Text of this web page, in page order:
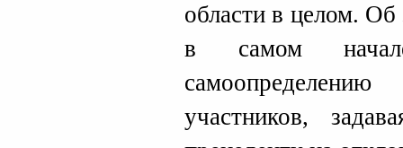
области в целом. Об
в самом
участников,